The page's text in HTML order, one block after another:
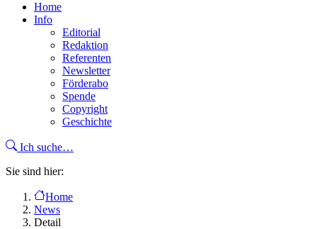
Home
Info
Editorial
Redaktion
Referenten
Newsletter
Förderabo
Spende
Copyright
Geschichte
Ich suche…
Sie sind hier:
Home
News
Detail